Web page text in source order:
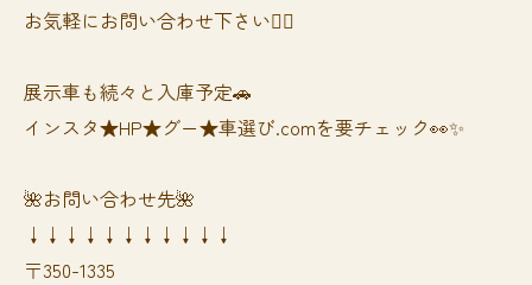
お気軽にお問い合わせ下さい🙆‍♀️
展示車も続々と入庫予定🚗
インスタ★HP★グー★車選び.comを要チェック👀✨
🌺お問い合わせ先🌺
↓↓↓↓↓↓↓↓↓↓↓
〒350-1335